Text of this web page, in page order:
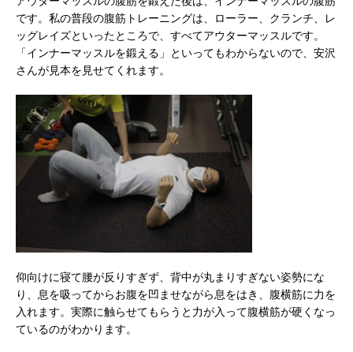
です。私の普段の腹筋トレーニングは、ローラー、クランチ、レ
ッグレイズといったところで、すべてアウターマッスルです。
「インナーマッスルを鍛える」といってもわからないので、安沢
さんが見本を見せてくれます。
仰向けに寝て腰が反りすぎず、背中が丸まりすぎない姿勢にな
り、息を吸ってからお腹を凹ませながら息をはき、腹横筋に力を
入れます。実際に触らせてもらうと力が入って腹横筋が硬くなっ
ているのがわかります。